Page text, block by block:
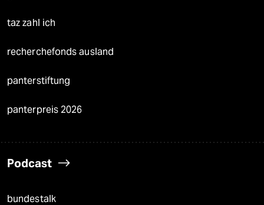
taz zahl ich
recherchefonds ausland
panterstiftung
panterpreis 2026
Podcast
bundestalk